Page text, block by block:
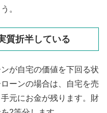
。
質折半している
が自宅の価値を下回る状
ーンの場合は、自宅を売
元にお金が残ります。財